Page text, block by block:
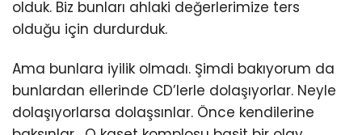
olduk. Biz bunları ahlaki değerlerimize ters
olduğu için durdurduk.
Ama bunlara iyilik olmadı. Şimdi bakıyorum da
bunlardan ellerinde CD’lerle dolaşıyorlar. Neyle
dolaşıyorlarsa dolaşsınlar. Önce kendilerine